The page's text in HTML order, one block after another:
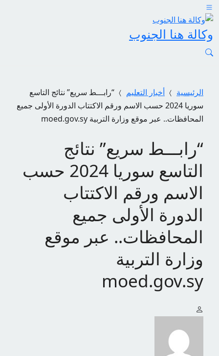
وكالة هنا الجنوب
الرئيسية أخبار التعليم
“رابـــط سريع” نتائج التاسع
سوريا 2024 حسب الاسم ورقم الاكتتاب الدورة الأولى جميع
المحافظات.. عبر موقع وزارة التربية moed.gov.sy
“رابـــط سريع” نتائج
التاسع سوريا 2024 حسب
الاسم ورقم الاكتتاب
الدورة الأولى جميع
المحافظات.. عبر موقع
وزارة التربية
moed.gov.sy